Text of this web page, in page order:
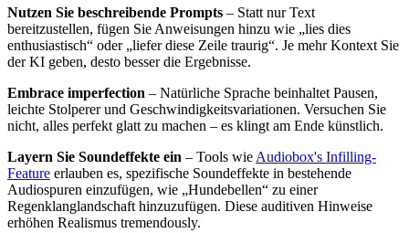
Nutzen Sie beschreibende Prompts – Statt nur Text
bereitzustellen, fügen Sie Anweisungen hinzu wie „lies dies
enthusiastisch“ oder „liefer diese Zeile traurig“. Je mehr Kontext Sie
der KI geben, desto besser die Ergebnisse.
Embrace imperfection – Natürliche Sprache beinhaltet Pausen,
leichte Stolperer und Geschwindigkeitsvariationen. Versuchen Sie
nicht, alles perfekt glatt zu machen – es klingt am Ende künstlich.
Layern Sie Soundeffekte ein – Tools wie Audiobox's Infilling-
Feature erlauben es, spezifische Soundeffekte in bestehende
Audiospuren einzufügen, wie „Hundebellen“ zu einer
Regenklanglandschaft hinzuzufügen. Diese auditiven Hinweise
erhöhen Realismus tremendously.